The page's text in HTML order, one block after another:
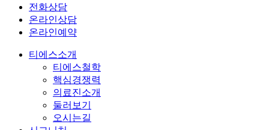
전화상담
온라인상담
온라인예약
티에스소개
티에스철학
핵심경쟁력
의료진소개
둘러보기
오시는길